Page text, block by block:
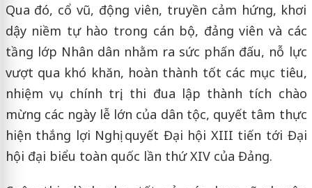
Qua đó, cổ vũ, động viên, truyền cảm hứng, khơi
dậy niềm tự hào trong cán bộ, đảng viên và các
tầng lớp Nhân dân nhằm ra sức phấn đấu, nỗ lực
vượt qua khó khăn, hoàn thành tốt các mục tiêu,
nhiệm vụ chính trị, thi đua lập thành tích chào
mừng các ngày lễ lớn của dân tộc, quyết tâm thực
hiện thắng lợi Nghị quyết Đại hội XIII tiến tới Đại
hội đại biểu toàn quốc lần thứ XIV của Đảng.